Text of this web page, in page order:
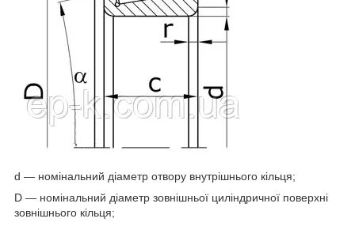
d — номінальний діаметр отвору внутрішнього кільця;
D — номінальний діаметр зовнішньої циліндричної поверхні
зовнішнього кільця;